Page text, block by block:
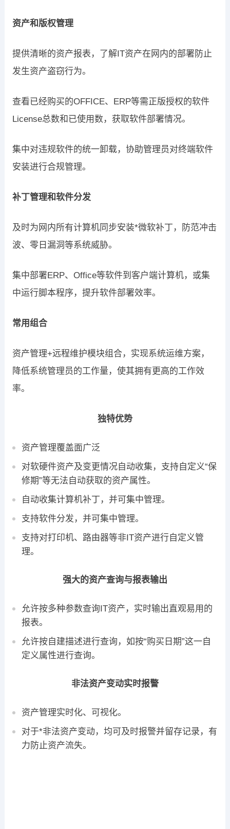
资产和版权管理
提供清晰的资产报表，了解IT资产在网内的部署防止
发生资产盗窃行为。
查看已经购买的OFFICE、ERP等需正版授权的软件
License总数和已使用数，获取软件部署情况。
集中对违规软件的统一卸载，协助管理员对终端软件
安装进行合规管理。
补丁管理和软件分发
及时为网内所有计算机同步安装*微软补丁，防范冲击
波、零日漏洞等系统威胁。
集中部署ERP、Office等软件到客户端计算机，或集
中运行脚本程序，提升软件部署效率。
常用组合
资产管理+远程维护模块组合，实现系统运维方案，
降低系统管理员的工作量，使其拥有更高的工作效
率。
独特优势
资产管理覆盖面广泛
对软硬件资产及变更情况自动收集，支持自定义“保
修期”等无法自动获取的资产属性。
自动收集计算机补丁，并可集中管理。
支持软件分发，并可集中管理。
支持对打印机、路由器等非IT资产进行自定义管
理。
强大的资产查询与报表输出
允许按多种参数查询IT资产，实时输出直观易用的
报表。
允许按自建描述进行查询，如按“购买日期”这一自
定义属性进行查询。
非法资产变动实时报警
资产管理实时化、可视化。
对于*非法资产变动，均可及时报警并留存记录，有
力防止资产流失。